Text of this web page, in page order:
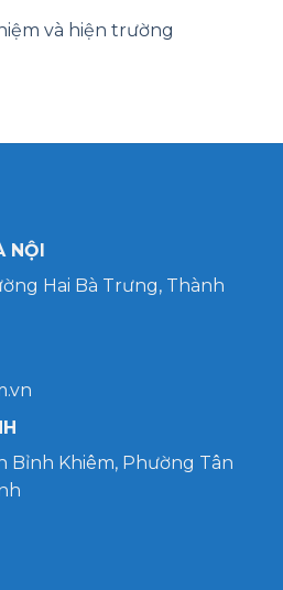
và hiện trường
NỘI
Hai Bà Trưng, Thành
Bỉnh Khiêm, Phường Tân